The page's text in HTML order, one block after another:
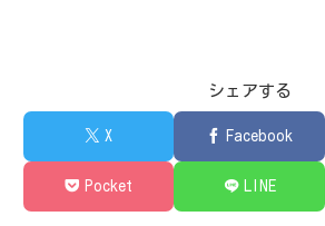
シェアする
X Facebook
Pocket LINE